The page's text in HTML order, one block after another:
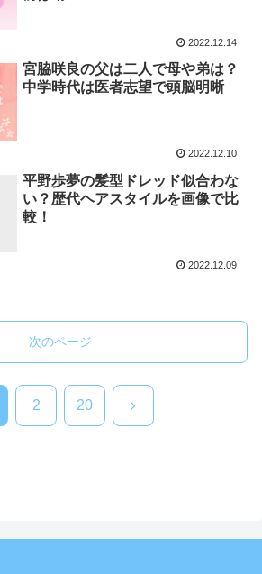
2022.12.14
宮脇咲良の父は二人で母や弟は？
中学時代は医者志望で頭脳明晰
2022.12.10
平野歩夢の髪型ドレッド似合わな
い？歴代ヘアスタイルを画像で比
較！
2022.12.09
次のページ
2 20 次